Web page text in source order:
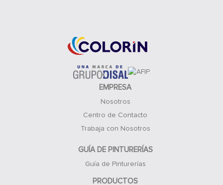
EMPRESA
Nosotros
Centro de Contacto
Trabaja con Nosotros
GUÍA DE PINTURERÍAS
Guía de Pinturerías
PRODUCTOS